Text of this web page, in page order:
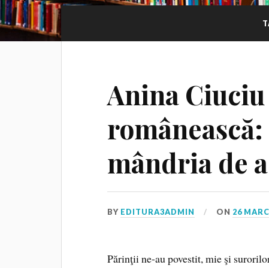
Anina
mândria de
BY EDITURA3ADMIN ON 26
Părinţii ne-au povestit, mie şi